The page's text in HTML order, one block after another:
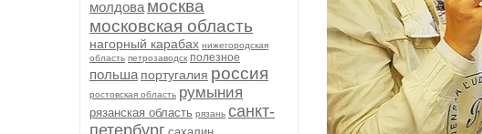
молдова москва
московская область
нагорный карабах нижегородская
область петрозаводск полезное
польша португалия россия
ростовская область румыния
рязанская область рязань санкт-
петербург